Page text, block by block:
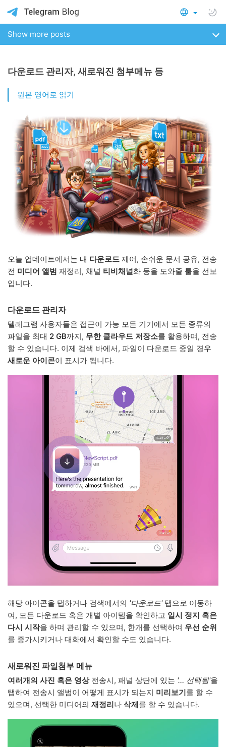
Show more posts
다운로드 관리자, 새로워진 첨부메뉴 등
원본 영어로 읽기
오늘 업데이트에서는 내 다운로드 제어, 손쉬운 문서 공유, 전송
전 미디어 앨범 재정리, 채널 티비채널화 등을 도와줄 툴을 선보
입니다.
다운로드 관리자
텔레그램 사용자들은 접근이 가능 모든 기기에서 모든 종류의
파일을 최대 2 GB까지, 무한 클라우드 저장소를 활용하며, 전송
할 수 있습니다. 이제 검색 바에서, 파일이 다운로드 중일 경우
새로운 아이콘이 표시가 됩니다.
해당 아이콘을 탭하거나 검색에서의 '다운로드'탭으로 이동하
여, 모든 다운로드 혹은 개별 아이템을 확인하고 일시 정지 혹은
다시 시작을 하며 관리할 수 있으며, 한개를 선택하여 우선 순위
를 증가시키거나 대화에서 확인할 수도 있습니다.
새로워진 파일첨부 메뉴
여러개의 사진 혹은 영상전송시, 패널 상단에 있는 '… 선택됨'을
탭하여 전송시 앨범이 어떻게 표시가 되는지 미리보기를 할 수
있으며, 선택한 미디어의 재정리나 삭제를 할 수 있습니다.